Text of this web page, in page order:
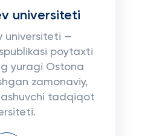
universiteti
universiteti —
poytaxti
yuragi Ostona
zamonaviy,
tadqiqot